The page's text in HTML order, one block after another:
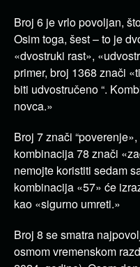
Broj 6 je vrlo povoljan,
Osim toga, šest – to je
«dvostruki rast»,
primer, broj 1368 znači
biti udvostručeno “.
novca.»
Broj 7 znači
kombinacija 78 znači
nemojte koristiti sedam
kombinacija «57» će
kao «sigurno umreti.»
Broj 8 se smatra
osmom vremenskom